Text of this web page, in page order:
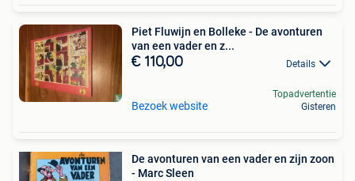
Piet Fluwijn en Bolleke - De avonturen
van een vader en z...
€ 110,00 Details
Bezoek website
Topadvertentie
Gisteren
De avonturen van een vader en zijn zoon
- Marc Sleen